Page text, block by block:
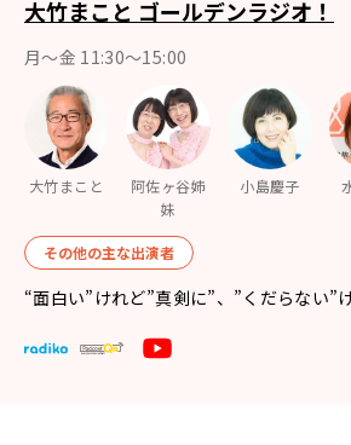
大竹まこと ゴールデンラジオ！
月〜金 11:30～15:00
大竹まこと
阿佐ヶ谷姉
妹
小島慶子
その他の主な出演者
“面白い”けれど”真剣に”、”くだらない”